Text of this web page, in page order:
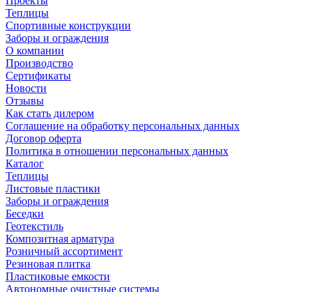
Теплицы
Спортивные конструкции
Заборы и ограждения
О компании
Производство
Сертификаты
Новости
Отзывы
Как стать дилером
Соглашение на обработку персональных данных
Договор оферта
Политика в отношении персональных данных
Каталог
Теплицы
Листовые пластики
Заборы и ограждения
Беседки
Геотекстиль
Композитная арматура
Розничный ассортимент
Резиновая плитка
Пластиковые емкости
Автономные очистные системы